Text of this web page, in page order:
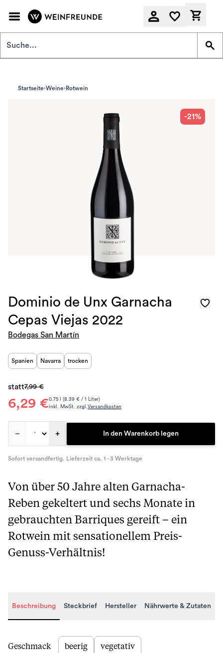
Startseite Weine Rotwein
-21%
Dominio de Unx Garnacha
Cepas Viejas 2022
Bodegas San Martín
Spanien Navarra trocken
6,29 €
statt7,99 €
0.75 l (8.39 € / 1 Liter)
inkl. MwSt. zzgl.Versandkosten
– + In den Warenkorb legen
Sofort versandfertig. Lieferzeit ca. 1 - 3 Werktage
Von über 50 Jahre alten Garnacha-
Reben gekeltert und sechs Monate in
gebrauchten Barriques gereift – ein
Rotwein mit sensationellem Preis-
Genuss-Verhältnis!
Beschreibung Steckbrief Hersteller Nährwerte & Zutaten
Beschreibung
Geschmack beerig vegetativ